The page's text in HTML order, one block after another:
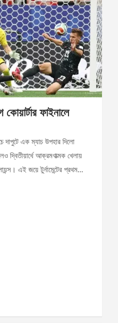
ফাইনালে
দাপুটে এক ম্যাচ উপহার দিলো
দ্বিতীয়ার্ধে আক্রমণাত্মক খেলায়
এই জয়ে টুর্নামেন্টের প্রথম…